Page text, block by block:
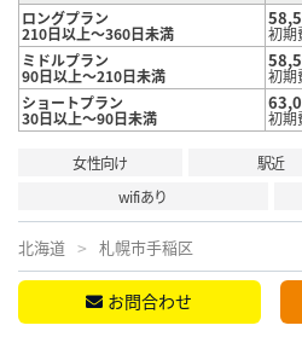
ロングプラン
210日以上～360日未満
初期
ミドルプラン
90日以上～210日未満
初期
ショートプラン
30日以上～90日未満 初期
女性向け 駅近
wifiあり
北海道 札幌市手稲区
お問合わせ